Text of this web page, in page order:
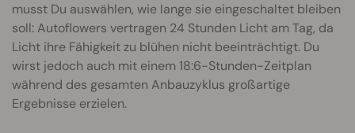
musst Du auswählen, wie lange sie eingeschaltet bleiben
soll: Autoflowers vertragen 24 Stunden Licht am Tag, da
Licht ihre Fähigkeit zu blühen nicht beeinträchtigt. Du
wirst jedoch auch mit einem 18:6-Stunden-Zeitplan
während des gesamten Anbauzyklus großartige
Ergebnisse erzielen.